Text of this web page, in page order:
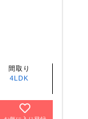
間取り
4LDK